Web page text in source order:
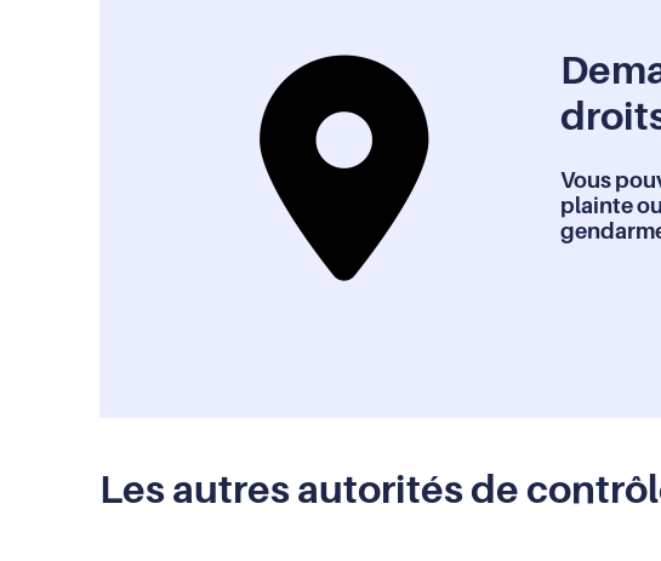
Vous
plainte
Les autres autorités de